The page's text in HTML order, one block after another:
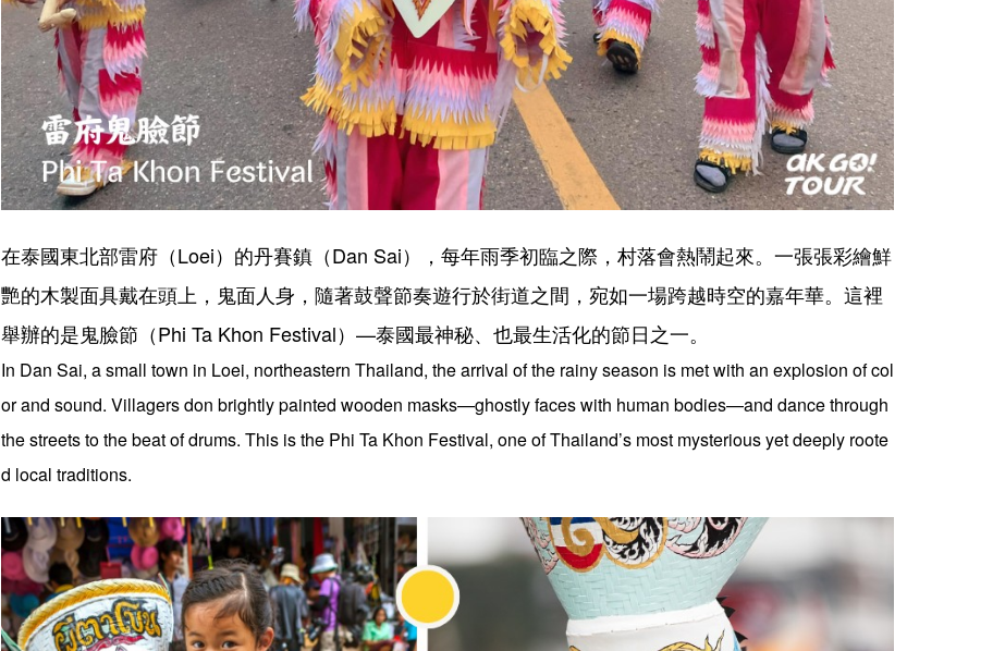
在泰國東北部雷府（Loei）的丹賽鎮（Dan Sai），每年雨季初臨之際，村落會熱鬧起來。一張張彩繪鮮
艷的木製面具戴在頭上，鬼面人身，隨著鼓聲節奏遊行於街道之間，宛如一場跨越時空的嘉年華。這裡
舉辦的是鬼臉節（Phi Ta Khon Festival）—泰國最神秘、也最生活化的節日之一。
In Dan Sai, a small town in Loei, northeastern Thailand, the arrival of the rainy season is met with an explosion of col
or and sound. Villagers don brightly painted wooden masks—ghostly faces with human bodies—and dance through
the streets to the beat of drums. This is the Phi Ta Khon Festival, one of Thailand’s most mysterious yet deeply roote
d local traditions.